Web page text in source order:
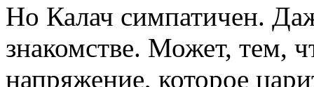
Но Калач симпатичен.
знакомстве. Может, тем,
напряжение, которое